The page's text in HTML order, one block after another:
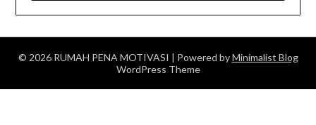
© 2026 RUMAH PENA MOTIVASI | Powered byMinimalist Blog
WordPress Theme